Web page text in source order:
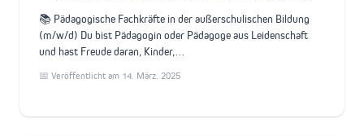
📚 Pädagogische Fachkräfte in der außerschulischen Bildung
(m/w/d) Du bist Pädagogin oder Pädagoge aus Leidenschaft
und hast Freude daran, Kinder,…
📅 Veröffentlicht am 14. März. 2025